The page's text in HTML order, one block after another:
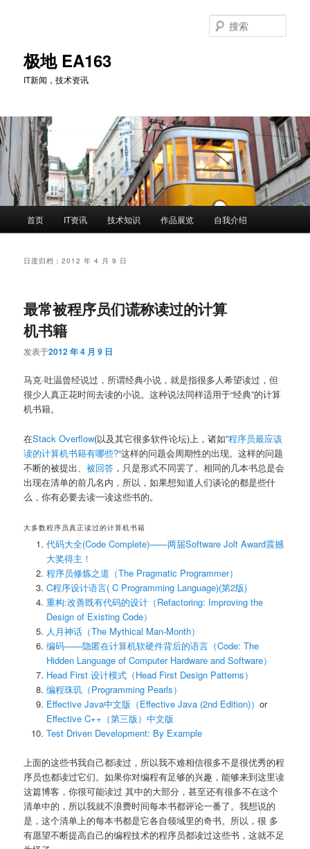
极地 EA163
IT新闻，技术资讯
索
首页 IT资讯 技术知识 作品展览 自我介绍
日度归档：2012 年 4 月 9 日
最常被程序员们谎称读过的计算
机书籍
发表于2012 年 4 月 9 日
马克·吐温曾经说过，所谓经典小说，就是指很多人希望读过，但
很少人真正花时间去读的小说。这种说法同样适用于“经典”的计算
机书籍。
在Stack Overflow(以及其它很多软件论坛)上，诸如”程序员最应该
读的计算机书籍有哪些?“这样的问题会周期性的出现。这样的问题
不断的被提出、被回答 ，只是形式不同罢了。相同的几本书总是会
出现在清单的前几名内，所以，如果想知道人们谈论的都是些什
么，你有必要去读一读这些书的。
大多数程序员真正读过的计算机书籍
代码大全(Code Complete)——两届Software Jolt Award震撼
大奖得主！
程序员修炼之道（The Pragmatic Programmer）
C程序设计语言( C Programming Language)(第2版)
重构:改善既有代码的设计（Refactoring: Improving the
Design of Existing Code）
人月神话（The Mythical Man-Month）
编码——隐匿在计算机软硬件背后的语言（Code: The
Hidden Language of Computer Hardware and Software）
Head First 设计模式（Head First Design Patterns）
编程珠玑（Programming Pearls）
Effective Java中文版（Effective Java (2nd Edition)） or
Effective C++（第三版）中文版
Test Driven Development: By Example
上面的这些书我自己都读过，所以我不难相信很多不是很优秀的程
序员也都读过它们。如果你对编程有足够的兴趣，能够来到这里读
这篇博客，你很可能读过 其中的大部分，甚至还有很多不在这个
清单中的，所以我就不浪费时间每本书都评论一番了。我想说的
是，这个清单上的每本书都是它各自领域里的奇书。所以，很 多
有愿望不断提高自己的编程技术的程序员都读过这些书，这就不足